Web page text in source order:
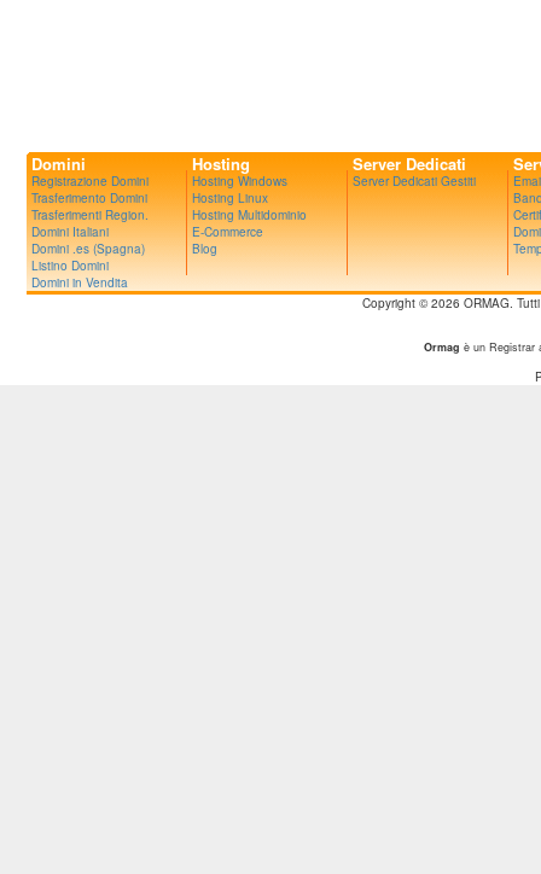
Domini Hosting Server Dedicati
Registrazione Domini
Trasferimento Domini
Trasferimenti Region.
Domini Italiani
Domini .es (Spagna)
Listino Domini
Domini in Vendita
Hosting Windows
Hosting Linux
Hosting Multidominio
E-Commerce
Blog
Server Dedicati Gestiti
Copyright © 2026 ORMAG.
Ormag è un Registrar